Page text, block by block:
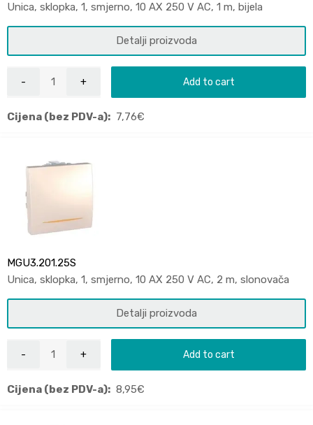
Unica, sklopka, 1, smjerno, 10 AX 250 V AC, 1 m, bijela
Detalji proizvoda
Add to cart
Cijena (bez PDV-a): 7,76€
MGU3.201.25S
Unica, sklopka, 1, smjerno, 10 AX 250 V AC, 2 m, slonovača
Detalji proizvoda
Add to cart
Cijena (bez PDV-a): 8,95€